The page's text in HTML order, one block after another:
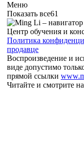
Меню
Показать все61
Центр обучения и
Политика
продавце
Воспроизведение и
виде допустимо
прямой ссылки
Читайте и смотрите